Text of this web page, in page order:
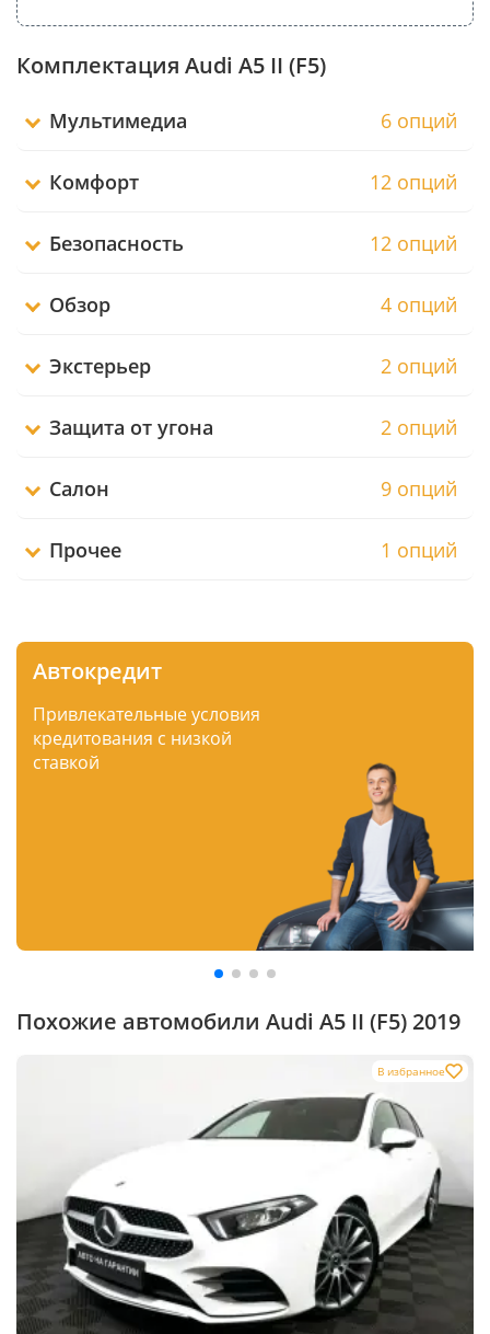
Комплектация Audi A5 II (F5)
Мультимедиа 6 опций
Комфорт 12 опций
Безопасность 12 опций
Обзор 4 опций
Экстерьер 2 опций
Защита от угона 2 опций
Салон 9 опций
Прочее 1 опций
Автокредит
Привлекательные условия
кредитования с низкой
ставкой
Похожие автомобили Audi A5 II (F5) 2019
В избранное